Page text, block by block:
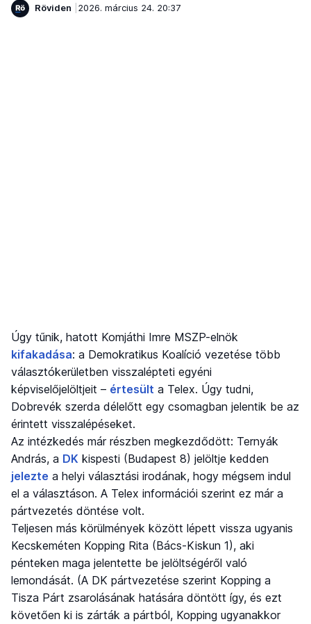
Röviden
2026. március 24. 20:37
Úgy tűnik, hatott Komjáthi Imre MSZP-elnök
kifakadása: a Demokratikus Koalíció vezetése több
választókerületben visszalépteti egyéni
képviselőjelöltjeit – értesült a Telex. Úgy tudni,
Dobrevék szerda délelőtt egy csomagban jelentik be az
érintett visszalépéseket.
Az intézkedés már részben megkezdődött: Ternyák
András, a DK kispesti (Budapest 8) jelöltje kedden
jelezte a helyi választási irodának, hogy mégsem indul
el a választáson. A Telex információi szerint ez már a
pártvezetés döntése volt.
Teljesen más körülmények között lépett vissza ugyanis
Kecskeméten Kopping Rita (Bács-Kiskun 1), aki
pénteken maga jelentette be jelöltségéről való
lemondását. (A DK pártvezetése szerint Kopping a
Tisza Párt zsarolásának hatására döntött így, és ezt
követően ki is zárták a pártból, Kopping ugyanakkor